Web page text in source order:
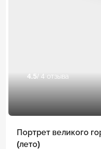
4.5/ 4 отзыва
Портрет великого
(лето)